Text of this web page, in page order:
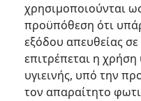
χρησιμοποιούνται
προϋπόθεση ότι
εξόδου απευθείας
επιτρέπεται η
υγιεινής, υπό την
τον απαραίτητο